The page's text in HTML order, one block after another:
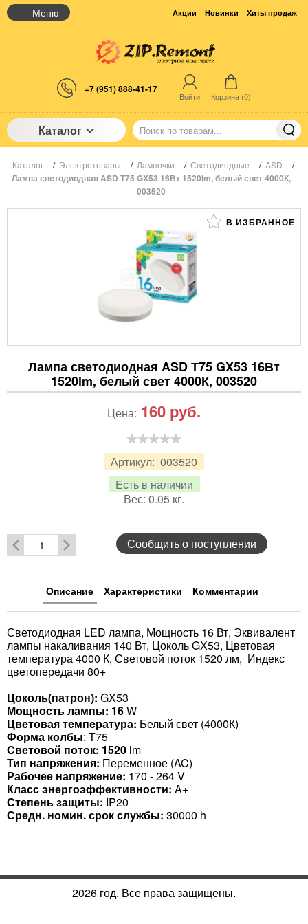
Меню Акции Новинки Хиты продаж
+7 (951) 888-41-17
Войти Корзина (0)
Каталог
Каталог / Электротовары / Лампочки / Светодиодные / ASD /
Лампа светодиодная ASD Т75 GX53 16Вт 1520lm, белый свет 4000К,
003520
В ИЗБРАННОЕ
Лампа светодиодная ASD Т75 GX53 16Вт
1520lm, белый свет 4000К, 003520
Артикул: 003520
Есть в наличии
Вес: 0.05 кг.
Цена: 160 руб.
Сообщить о поступлении
Описание Характеристики Комментарии
Светодиодная LED лампа, Мощность 16 Вт, Эквивалент
лампы накаливания 140 Вт, Цоколь GX53, Цветовая
температура 4000 К, Световой поток 1520 лм, Индекс
цветопередачи 80+
Цоколь(патрон): GX53
Мощность лампы: 16W
Цветовая температура: Белый свет (4000К)
Форма колбы: Т75
Световой поток: 1520 lm
Тип напряжения: Переменное (AC)
Рабочее напряжение: 170 - 264 V
Класс энергоэффективности: A+
Степень защиты: IP20
Средн. номин. срок службы: 30000 h
2026 год. Все права защищены.